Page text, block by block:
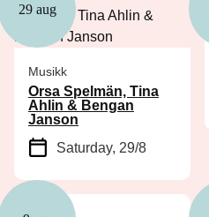
29 aug
Musikk
Orsa Spelmän, Tina
Ahlin & Bengan
Janson
Saturday, 29/8